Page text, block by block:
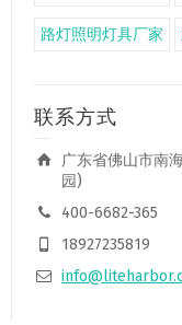
路灯照明灯具厂家
联系方式
广东省佛山市南
园)
400-6682-365
18927235819